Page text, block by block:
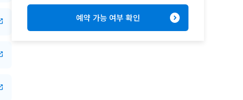
예약 가능 여부 확인 expand_circle_right